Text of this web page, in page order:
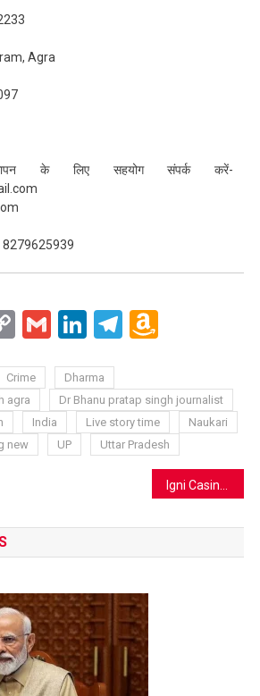
Agra
के लिए सहयोग संपर्क करें-
8279625939
CopyGmailLinkedIn
Telegram
Amazon
List
Crime
Dharma
agra
Dr Bhanu pratap singh journalist
India Live story time
Naukari
new UP Uttar Pradesh